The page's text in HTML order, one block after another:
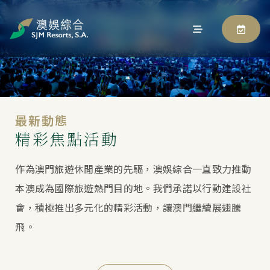
最新動態
精彩焦點活動
作為澳門旅遊休閒產業的先驅，澳娛綜合一直致力推動
本澳成為國際旅遊熱門目的地。我們承諾以行動建設社
會，積極推出多元化的精彩活動，讓澳門繼續展翅騰
飛。